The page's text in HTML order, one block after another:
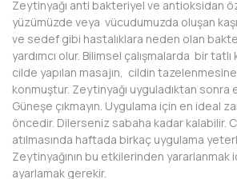
Zeytinyağı anti bakteriyel ve antioksidan
yüzümüzde veya vücudumuzda oluşan
ve sedef gibi hastalıklara neden olan
yardımcı olur. Bilimsel çalışmalarda bir tatlı
cilde yapılan masajın, cildin tazelenmesine
konmuştur. Zeytinyağı uyguladıktan sonra
Güneşe çıkmayın. Uygulama için en ideal
öncedir. Dilerseniz sabaha kadar kalabilir.
atılmasında haftada birkaç uygulama
Zeytinyağının bu etkilerinden yararlanmak
ayarlamak gerekir.